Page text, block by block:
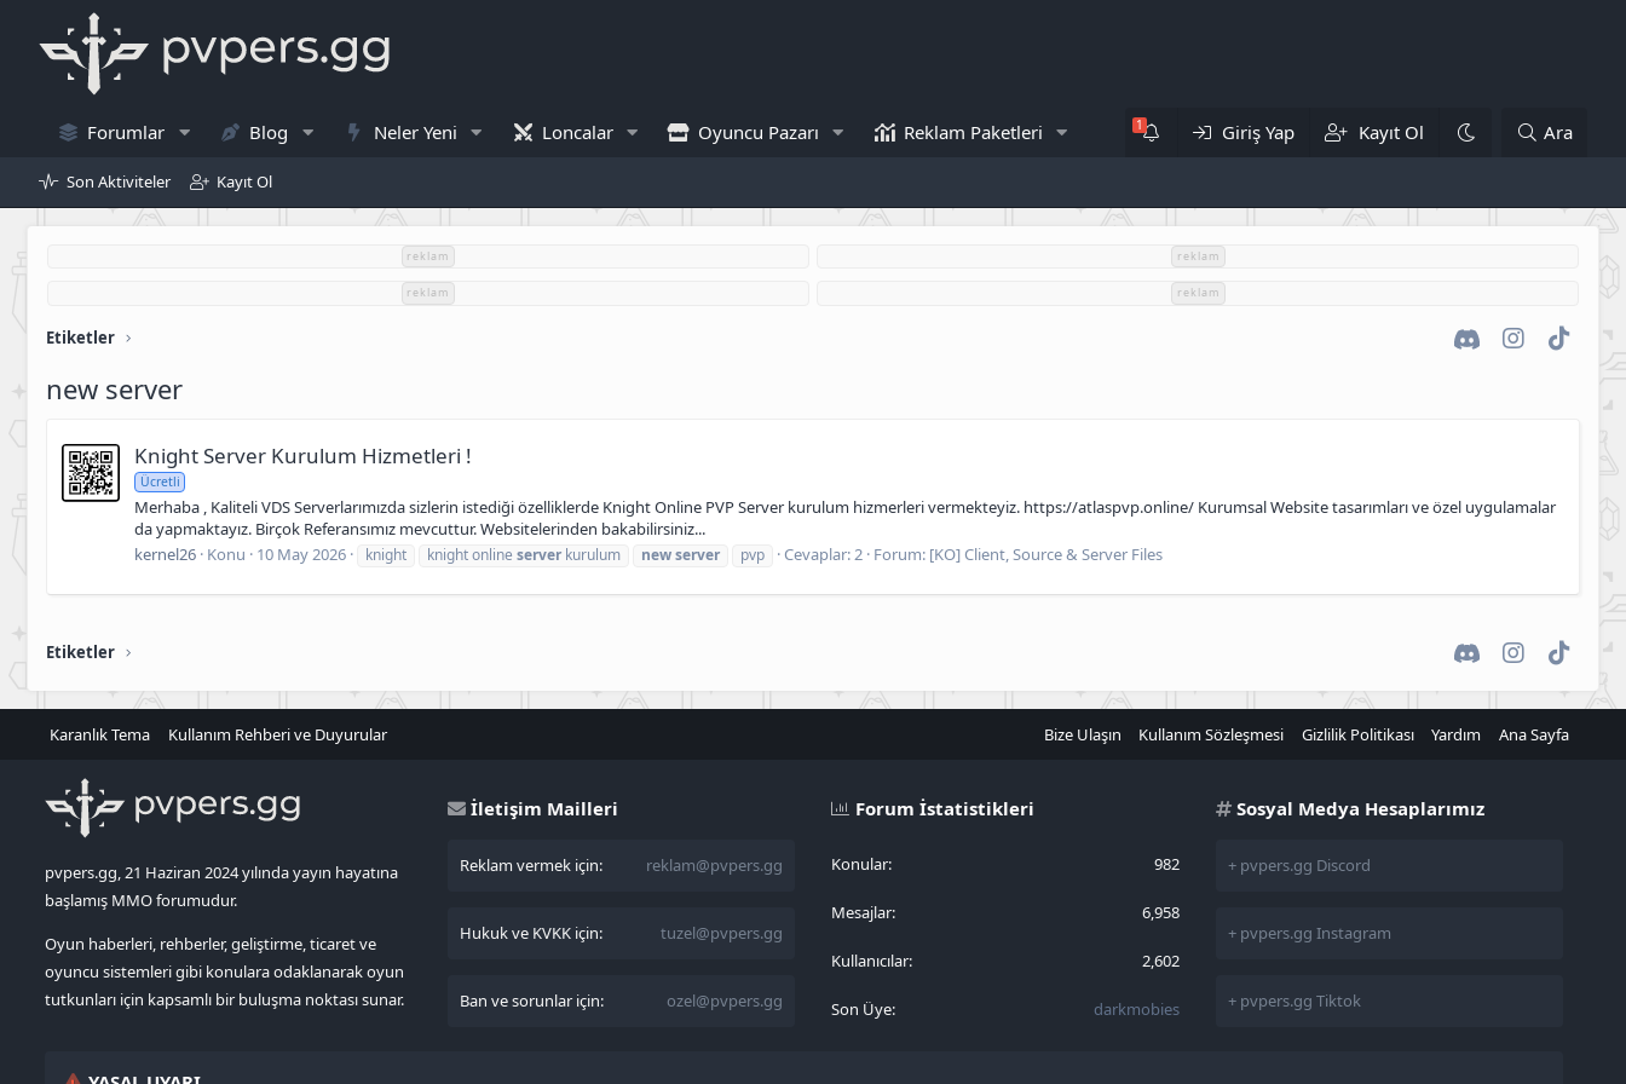
Forumlar Blog Neler Yeni Loncalar Oyuncu Pazarı Reklam Paketleri Giriş Yap Kayıt Ol Ara
Son Aktiviteler Kayıt Ol
reklam reklam
reklam reklam
Etiketler DiscordInstagram
TikTok
new server
Knight Server Kurulum Hizmetleri !
Ücretli
Merhaba , Kaliteli VDS Serverlarımızda sizlerin istediği özelliklerde Knight Online PVP Server kurulum hizmerleri vermekteyiz. https://atlaspvp.online/ Kurumsal Website tasarımları ve özel uygulamalar
da yapmaktayız. Birçok Referansımız mevcuttur. Websitelerinden bakabilirsiniz...
kernel26 Konu 10 May 2026 knight knight online server kurulum newserver pvp Cevaplar: 2 Forum: [KO] Client, Source & Server Files
Etiketler DiscordInstagram
TikTok
Karanlık Tema Kullanım Rehberi ve Duyurular Bize Ulaşın Kullanım Sözleşmesi Gizlilik Politikası Yardım Ana Sayfa
pvpers.gg, 21 Haziran 2024 yılında yayın hayatına
başlamış MMO forumudur.
Oyun haberleri, rehberler, geliştirme, ticaret ve
oyuncu sistemleri gibi konulara odaklanarak oyun
tutkunları için kapsamlı bir buluşma noktası sunar.
İletişim Mailleri
Reklam vermek için: reklam@pvpers.gg
Hukuk ve KVKK için: tuzel@pvpers.gg
Ban ve sorunlar için: ozel@pvpers.gg
Forum İstatistikleri
Konular 982
Mesajlar 6,958
Kullanıcılar 2,602
Son Üye darkmobies
Sosyal Medya Hesaplarımız
+ pvpers.gg Discord
+ pvpers.gg Instagram
+ pvpers.gg Tiktok